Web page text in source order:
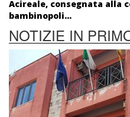
Acireale, consegnata alla
bambinopoli...
NOTIZIE IN